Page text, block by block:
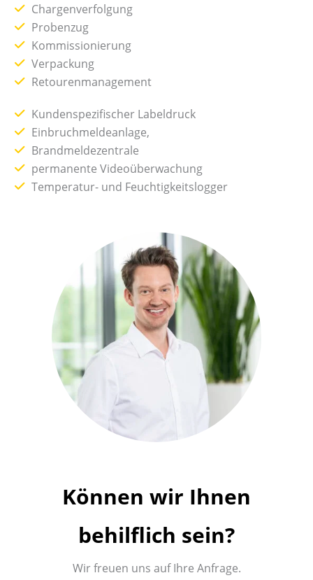
Chargenverfolgung
Probenzug
Kommissionierung
Verpackung
Retourenmanagement
Kundenspezifischer Labeldruck
Einbruchmeldeanlage,
Brandmeldezentrale
permanente Videoüberwachung
Temperatur- und Feuchtigkeitslogger
Können wir Ihnen
behilflich sein?
Wir freuen uns auf Ihre Anfrage.